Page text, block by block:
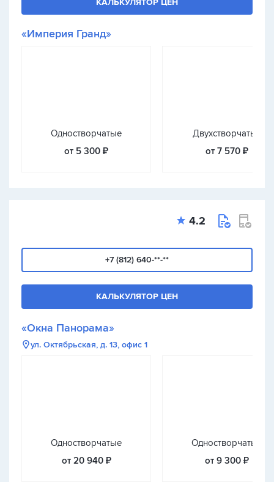
КАЛЬКУЛЯТОР ЦЕН
«Империя Гранд»
Одностворчатые
от 5 300 ₽
Двухстворчатые
от 7 570 ₽
4.2
+7 (812) 640-**-**
КАЛЬКУЛЯТОР ЦЕН
«Окна Панорама»
ул. Октябрьская, д. 13, офис 1
Одностворчатые
от 20 940 ₽
Одностворчатые
от 9 300 ₽